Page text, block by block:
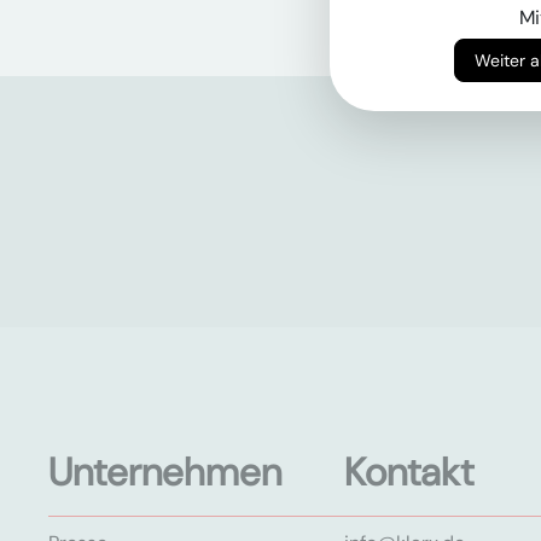
Unternehmen Kontakt